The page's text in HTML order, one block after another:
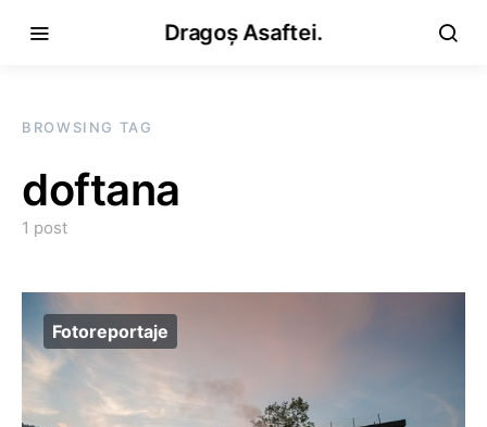
Dragoș Asaftei.
BROWSING TAG
doftana
1 post
Fotoreportaje